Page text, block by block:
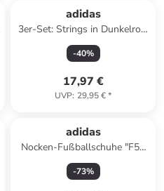
adidas
3er-Set: Strings in Dunkelrot/
Beige/ Blau
-40%
17,97 €
UVP: 29,95 €*
adidas
Nocken-Fußballschuhe "F50
Elite FG" in Weiß
-73%